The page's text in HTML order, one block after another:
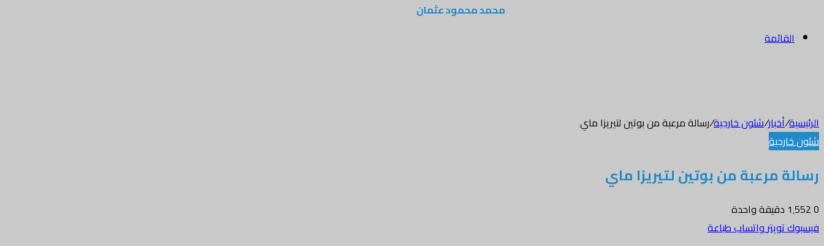
محمد محمود عثمان
القائمة
الرئيسية/أخبار/شئون خارجية/رسالة مرعبة من بوتين لتيريزا ماي
شئون خارجية
رسالة مرعبة من بوتين لتيريزا ماي
0
دقيقة واحدة
فيسبوكتويترواتسابطباعة